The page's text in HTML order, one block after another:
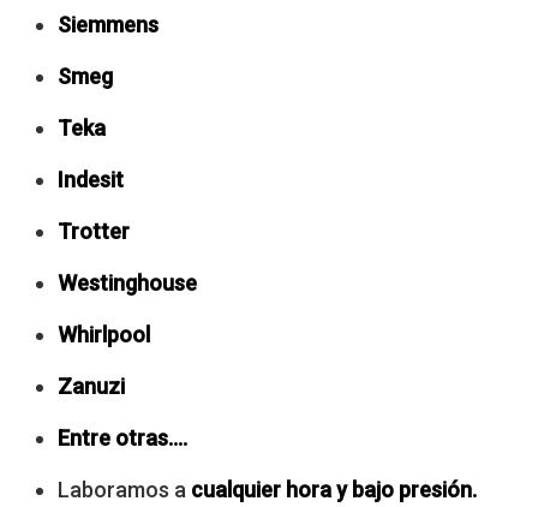
Siemmens
Smeg
Teka
Indesit
Trotter
Westinghouse
Whirlpool
Zanuzi
Entre otras….
Laboramos a cualquier hora y bajo presión.